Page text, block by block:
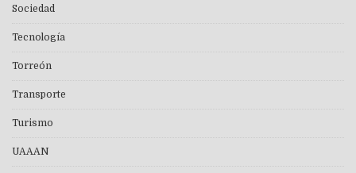
Sociedad
Tecnología
Torreón
Transporte
Turismo
UAAAN